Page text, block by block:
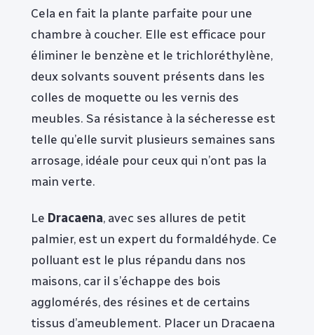
Cela en fait la plante parfaite pour une
chambre à coucher. Elle est efficace pour
éliminer le benzène et le trichloréthylène,
deux solvants souvent présents dans les
colles de moquette ou les vernis des
meubles. Sa résistance à la sécheresse est
telle qu’elle survit plusieurs semaines sans
arrosage, idéale pour ceux qui n’ont pas la
main verte.
Le Dracaena, avec ses allures de petit
palmier, est un expert du formaldéhyde. Ce
polluant est le plus répandu dans nos
maisons, car il s’échappe des bois
agglomérés, des résines et de certains
tissus d’ameublement. Placer un Dracaena